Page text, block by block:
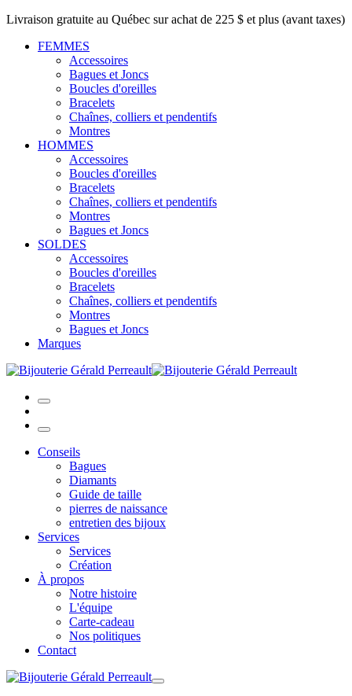
Livraison gratuite au Québec sur achat de 225 $ et plus (avant taxes)
FEMMES
Accessoires
Bagues et Joncs
Boucles d'oreilles
Bracelets
Chaînes, colliers et pendentifs
Montres
HOMMES
Accessoires
Boucles d'oreilles
Bracelets
Chaînes, colliers et pendentifs
Montres
Bagues et Joncs
SOLDES
Accessoires
Boucles d'oreilles
Bracelets
Chaînes, colliers et pendentifs
Montres
Bagues et Joncs
Marques
Conseils
Bagues
Diamants
Guide de taille
pierres de naissance
entretien des bijoux
Services
Services
Création
À propos
Notre histoire
L'équipe
Carte-cadeau
Nos politiques
Contact